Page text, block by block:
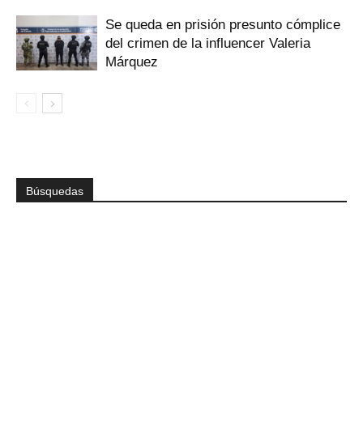
Se queda en prisión presunto cómplice
del crimen de la influencer Valeria
Márquez
Búsquedas